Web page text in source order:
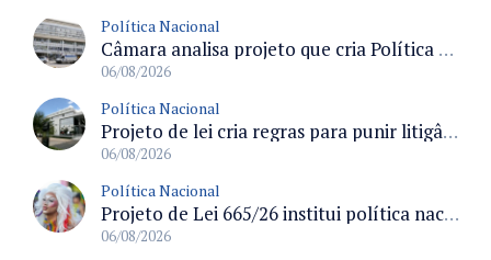
Política Nacional
Câmara analisa projeto que cria Política Nacional de Qualificação e Valorização da Preceptoria na Residência Médica
06/08/2026
Política Nacional
Projeto de lei cria regras para punir litigância abusiva reversa e integrar sistemas do Judiciário
06/08/2026
Política Nacional
Projeto de Lei 665/26 institui política nacional para prevenção ao transfeminicídio e prevê medidas de proteção e reparação
06/08/2026